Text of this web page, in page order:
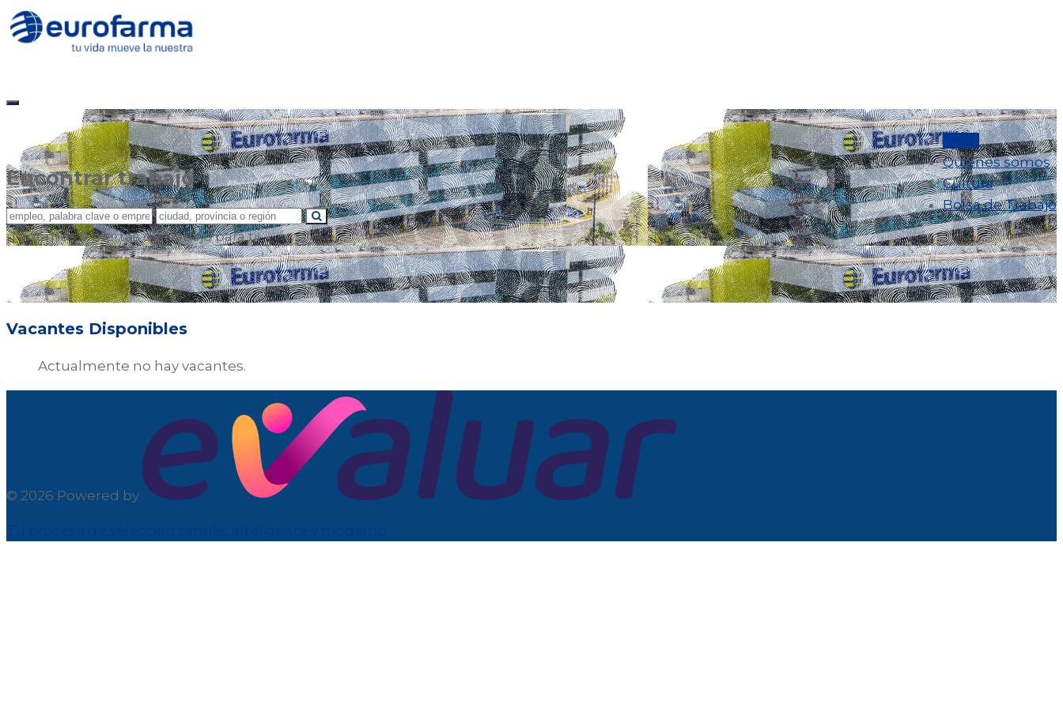
Quienes somos
Cultura
Bolsa de Trabajo
Encontrar trabajo
¡Tenemos0ofertas de trabajo para ti!
Vacantes Disponibles
Actualmente no hay vacantes.
© 2026 Powered by